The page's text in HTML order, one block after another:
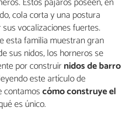
cola corta y una postura
vocalizaciones fuertes.
esta familia muestran gran
sus nidos, los horneros se
por construirnidos de barro
este artículo de
contamoscómo construye el
es único.